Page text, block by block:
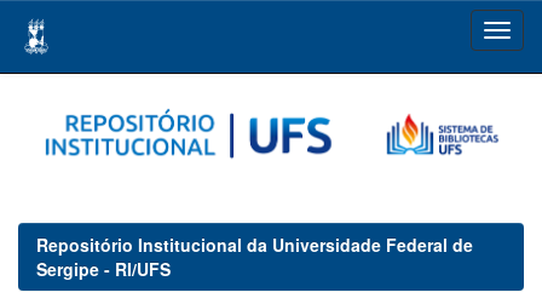
navigation
Repositório Institucional da Universidade Federal de
Sergipe - RI/UFS